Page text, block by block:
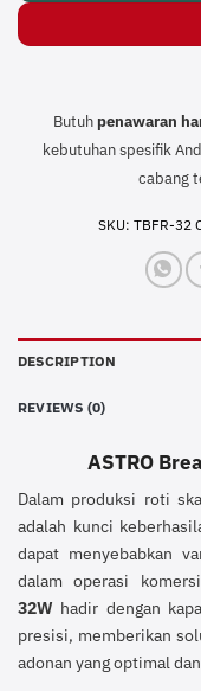
Butuh penawaran
kebutuhan spesifik
cabang
SKU: TBFR-32
DESCRIPTION
REVIEWS (0)
ASTRO
Dalam produksi roti
adalah kunci
dapat menyebabkan
dalam operasi
32W hadir dengan
presisi, memberikan
adonan yang optimal